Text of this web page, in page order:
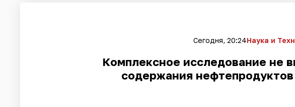
Сегодня, 20:24Наука и
Комплексное исследование не
содержания